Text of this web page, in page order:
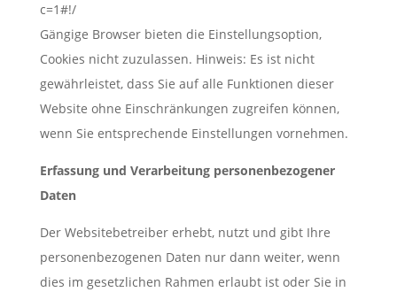
c=1#!/
Gängige Browser bieten die Einstellungsoption,
Cookies nicht zuzulassen. Hinweis: Es ist nicht
gewährleistet, dass Sie auf alle Funktionen dieser
Website ohne Einschränkungen zugreifen können,
wenn Sie entsprechende Einstellungen vornehmen.
Erfassung und Verarbeitung personenbezogener
Daten
Der Websitebetreiber erhebt, nutzt und gibt Ihre
personenbezogenen Daten nur dann weiter, wenn
dies im gesetzlichen Rahmen erlaubt ist oder Sie in